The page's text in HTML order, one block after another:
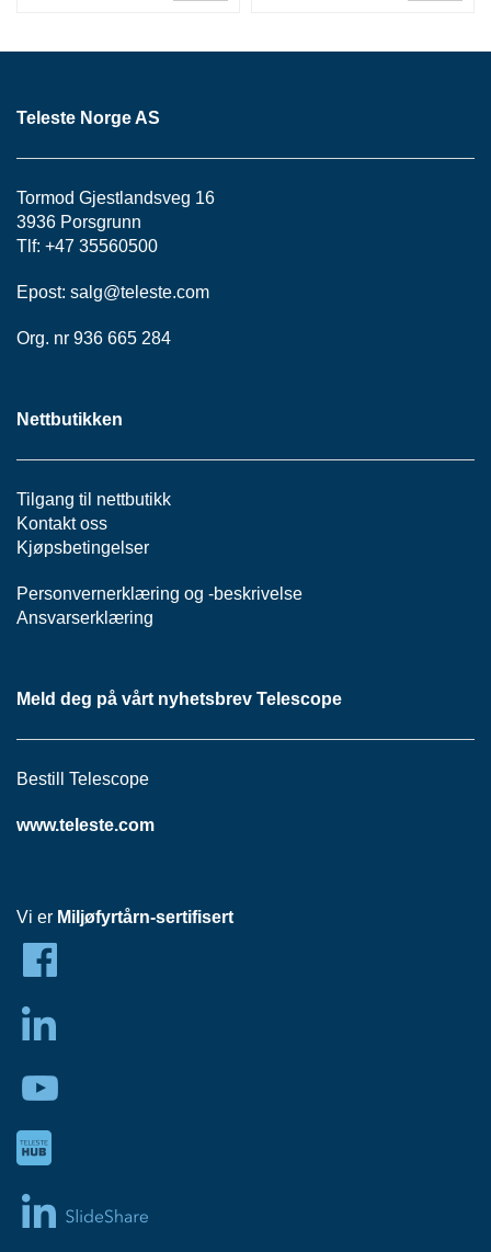
Teleste Norge AS
Tormod Gjestlandsveg 16
3936 Porsgrunn
Tlf: +47 35560500
Epost: salg@teleste.com
Org. nr 936 665 284
Nettbutikken
Tilgang til nettbutikk
Kontakt oss
Kjøpsbetingelser
Personvernerklæring og -beskrivelse
Ansvarserklæring
Meld deg på vårt nyhetsbrev Telescope
Bestill Telescope
www.teleste.com
Vi er Miljøfyrtårn-sertifisert